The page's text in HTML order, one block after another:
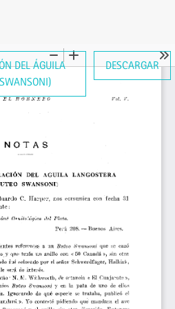
DEL ARTÍCULO
DEL ÁGUILA
DESCARGAR